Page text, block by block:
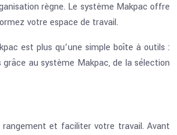
règne. Le système Makpac offre
votre espace de travail.
est plus qu’une simple boîte à outils :
au système Makpac, de la sélection
et faciliter votre travail. Avant